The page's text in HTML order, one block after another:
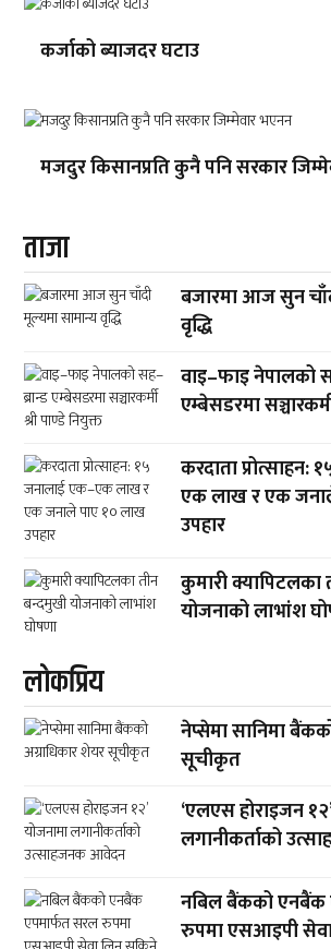
कर्जाको ब्याजदर घटाउ
मजदुर किसानप्रति कुनै पनि सरकार
ताजा
बजारमा आज सुन
वृद्धि
वाइ–फाइ नेपालको
एम्बेसडरमा
करदाता प्रोत्साहन:
एक लाख र एक
उपहार
कुमारी क्यापिटलका
योजनाको लाभांश
लाेकप्रिय
नेप्सेमा सानिमा
सूचीकृत
‘एलएस होराइजन
लगानीकर्ताको
नबिल बैंकको एनबैंक
रुपमा एसआइपी